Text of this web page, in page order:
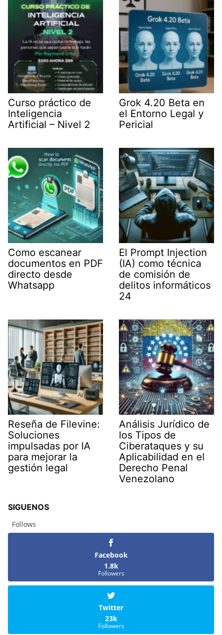
r
)
Curso práctico de
Inteligencia
Artificial – Nivel 2
Grok 4.20 Beta en
el Entorno Legal y
Pericial
Como escanear
documentos en PDF
directo desde
Whatsapp
El Prompt Injection
(IA) como técnica
de comisión de
delitos informáticos
24
Reseña de Filevine:
Soluciones
impulsadas por IA
para mejorar la
gestión legal
Análisis Jurídico de
los Tipos de
Ciberataques y su
Aplicabilidad en el
Derecho Penal
Venezolano
SIGUENOS
Follows
Facebook
1.8k
Followers
Twitter
23k
Followers